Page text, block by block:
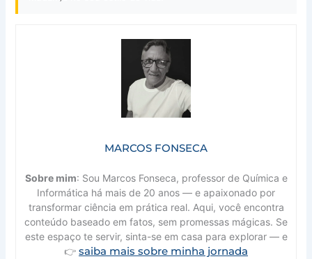
MARCOS FONSECA
Sobre mim: Sou Marcos Fonseca, professor de Química e
Informática há mais de 20 anos — e apaixonado por
transformar ciência em prática real. Aqui, você encontra
conteúdo baseado em fatos, sem promessas mágicas. Se
este espaço te servir, sinta-se em casa para explorar — e
👉 saiba mais sobre minha jornada